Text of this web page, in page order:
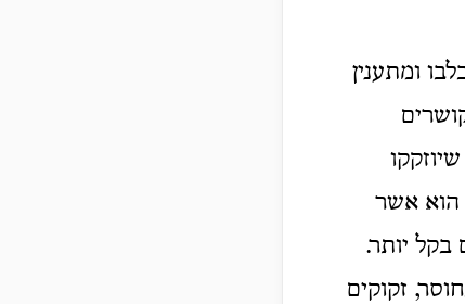
ומתענין
הוא אשר
בקל יותר.
זקוקים